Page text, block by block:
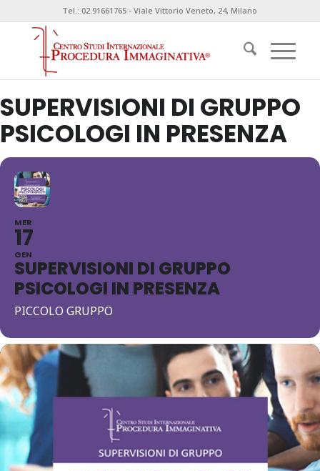
Tel.: 02.91661765 - Viale Vittorio Veneto, 24, Milano
SUPERVISIONI DI GRUPPO
PSICOLOGI IN PRESENZA
MER
17
GEN
SUPERVISIONI DI GRUPPO
PSICOLOGI IN PRESENZA
PICCOLO GRUPPO